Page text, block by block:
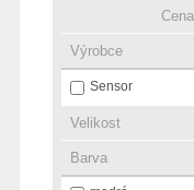
Cena
Výrobce
Sensor
Velikost
Barva